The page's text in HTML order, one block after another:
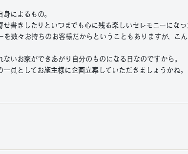
によるもの。
書きしたりといつまでも心に残る楽しいセレモニーになっ
を数々お持ちのお客様だからということもありますが、こ
いお家ができあがり自分のものになる日なのですから。
一員としてお施主様に企画立案していただきましょうかね。